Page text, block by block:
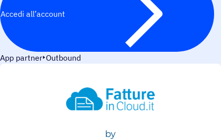
Accedi all’account
App partner Outbound